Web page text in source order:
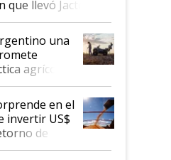
llevó Jacto al
2026
una
agrícola
el suelo
apretar
en el
invertir US$
de